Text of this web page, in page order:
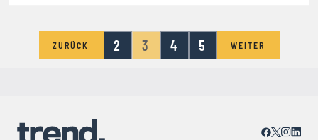
ZURÜCK 2 3 4 5 WEITER